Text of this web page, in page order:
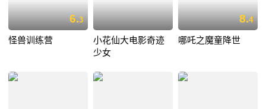
6.3
怪兽训练营
小花仙大电影奇迹
少女
8.4
哪吒之魔童降世